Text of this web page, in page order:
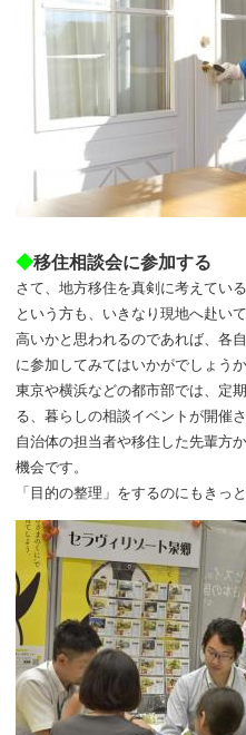
◆移住相談会に参加する
さて、地方移住を真剣に考えてい
という方も、いきなり現地へ赴い
高いかと思われるのであれば、各
に参加してみてはいかがでしょうか
東京や横浜などの都市部では、定
る、暮らしの相談イベントが開催
自治体の担当者や移住した先輩方
機会です。
「目的の整理」をするのにもきっ